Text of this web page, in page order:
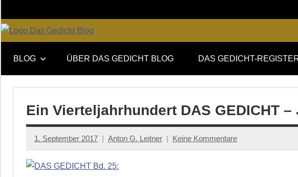
Inhalt
springen
DAS
GEDICHT
blog
von
DAS
GEDICHT.
Zeitschrift
für
Lyrik,
Essay
Kritik
BLOG ÜBER DAS GEDICHT BLOG DAS GEDICHT-
Ein Vierteljahrhundert DAS GEDICHT
1. September 2017 Anton G. Leitner Keine Kommentare